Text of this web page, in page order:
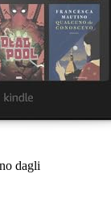
dagli